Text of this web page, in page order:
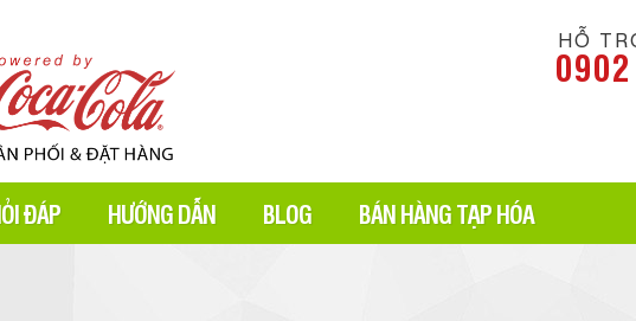
HỖ
ĐÁP HƯỚNG DẪN BLOG BÁN HÀNG TẠP HÓA